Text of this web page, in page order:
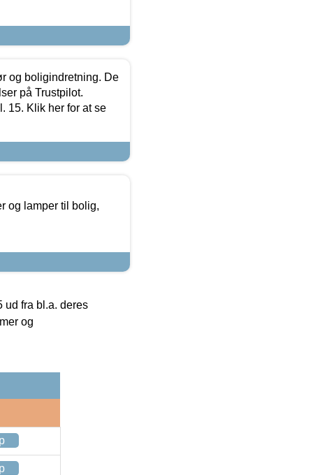
og boligindretning. De
på Trustpilot.
15. Klik her for at se
og lamper til bolig,
ud fra bl.a. deres
og